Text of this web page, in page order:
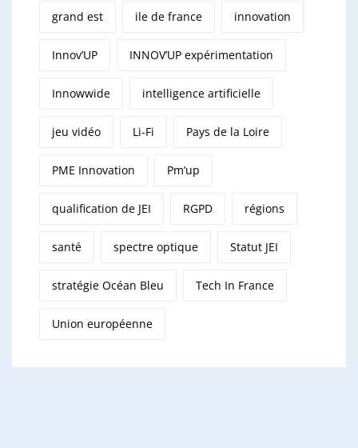
grand est ile de france innovation
Innov’UP INNOV’UP expérimentation
Innowwide intelligence artificielle
jeu vidéo Li-Fi Pays de la Loire
PME Innovation Pm’up
qualification de JEI RGPD régions
santé spectre optique Statut JEI
stratégie Océan Bleu Tech In France
Union européenne